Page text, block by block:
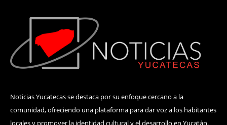
Noticias Yucatecas se destaca por su enfoque cercano a la
comunidad, ofreciendo una plataforma para dar voz a los habitantes
locales y promover la identidad cultural y el desarrollo en Yucatán.